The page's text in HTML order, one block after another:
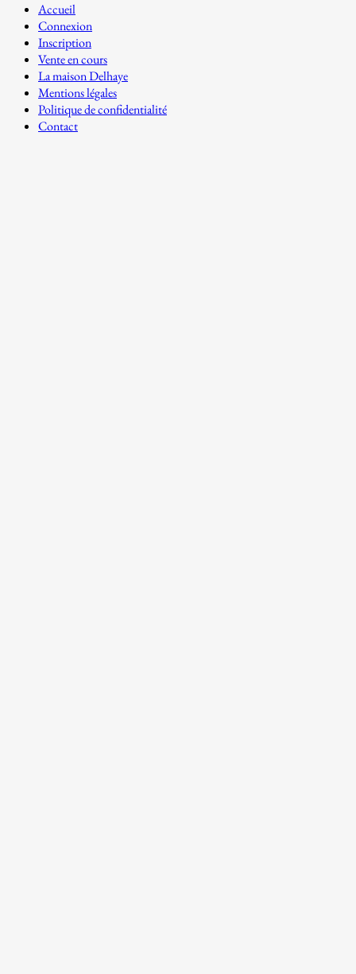
Accueil
Connexion
Inscription
Vente en cours
La maison Delhaye
Mentions légales
Politique de confidentialité
Contact